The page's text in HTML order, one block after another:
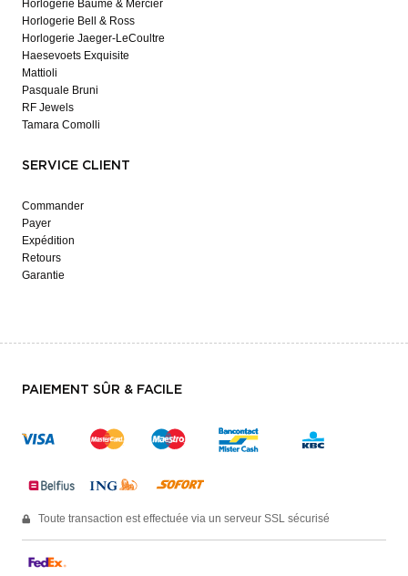
Horlogerie Baume & Mercier
Horlogerie Bell & Ross
Horlogerie Jaeger-LeCoultre
Haesevoets Exquisite
Mattioli
Pasquale Bruni
RF Jewels
Tamara Comolli
SERVICE CLIENT
Commander
Payer
Expédition
Retours
Garantie
PAIEMENT SÛR & FACILE
Toute transaction est effectuée via un serveur SSL sécurisé